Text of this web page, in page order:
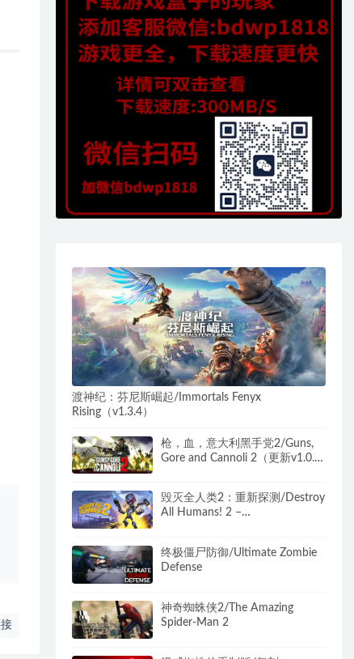
渡神纪：芬尼斯崛起/Immortals Fenyx
Rising（v1.3.4）
枪，血，意大利黑手党2/Guns,
Gore and Cannoli 2（更新v1.0.4
毁灭全人类2：重新探测/Destroy
All Humans! 2 –
终极僵尸防御/Ultimate Zombie
Defense
神奇蜘蛛侠2/The Amazing
Spider-Man 2